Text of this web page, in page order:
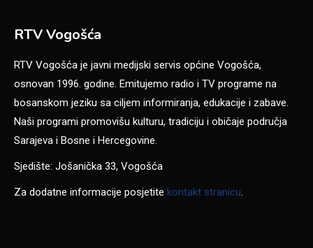
RTV Vogošća
RTV Vogošća je javni medijski servis općine Vogošća,
osnovan 1996. godine. Emitujemo radio i TV programe na
bosanskom jeziku sa ciljem informiranja, edukacije i zabave.
Naši programi promovišu kulturu, tradiciju i običaje područja
Sarajeva i Bosne i Hercegovine.
Sjedište: Jošanička 33, Vogošća
Za dodatne informacije posjetite kontakt stranicu